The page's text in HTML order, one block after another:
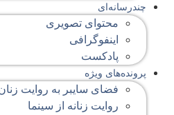
چندرسانه‌ای
محتوای تصویری
اینفوگرافی
پادکست
پرونده‌های ویژه
فضای سایبر به روایت زنان
روایت زنانه از سینما